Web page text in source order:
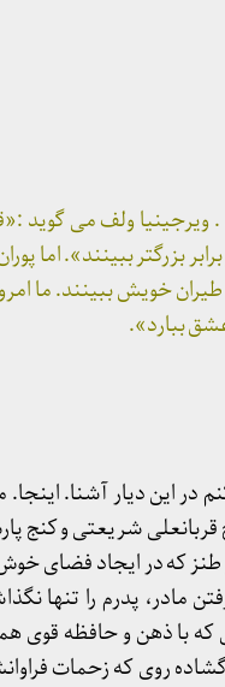
. ویرجینیا ولف می گوید
بزرگتر ببینند». اما
خویش ببینند. ما
ببارد».
این دیار آشنا. اینجا.
شریعتی و کنج
که در ایجاد فضای
مادر، پدرم را تنها
که با ذهن و حافظه قوی
روی که زحمات